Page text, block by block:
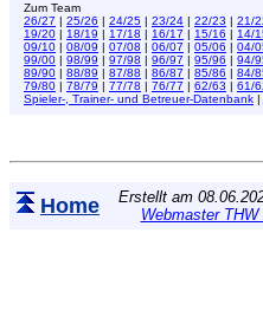
Zum Team
26/27 | 25/26 | 24/25 | 23/24 | 22/23 | 21/
19/20 | 18/19 | 17/18 | 16/17 | 15/16 | 14/
09/10 | 08/09 | 07/08 | 06/07 | 05/06 | 04/
99/00 | 98/99 | 97/98 | 96/97 | 95/96 | 94/
89/90 | 88/89 | 87/88 | 86/87 | 85/86 | 84/
79/80 | 78/79 | 77/78 | 76/77 | 62/63 | 61/
Spieler-, Trainer- und Betreuer-Datenbank |
Home
Erstellt am
Webmaster THW